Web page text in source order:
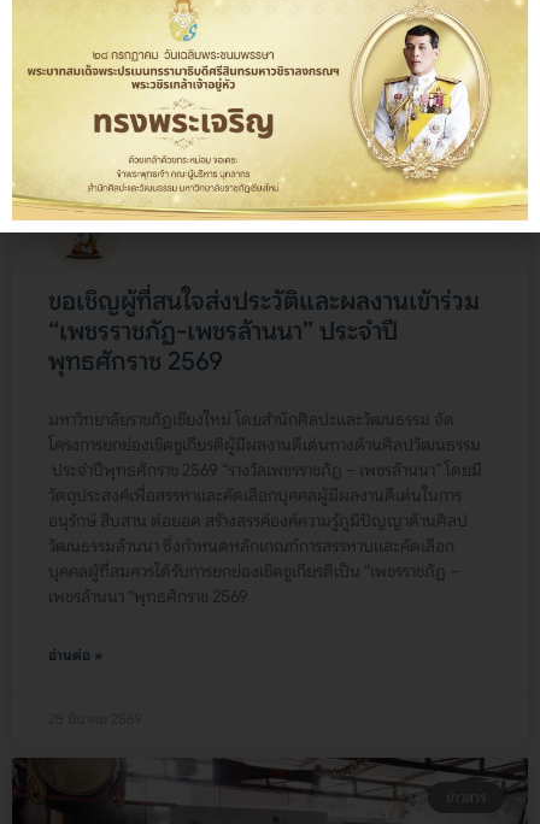
ข่าวสาร
ขอเชิญผู้ที่สนใจส่งประวัติและผลงานเข้าร่วม
“เพชรราชภัฏ-เพชรล้านนา” ประจำปี
พุทธศักราช 2569
มหาวิทยาลัยราชภัฏเชียงใหม่ โดยสำนักศิลปะและวัฒนธรรม จัด
โครงการยกย่องเชิดชูเกียรติผู้มีผลงานดีเด่นทางด้านศิลปวัฒนธรรม
ประจำปีพุทธศักราช 2569 “รางวัลเพชรราชภัฏ – เพชรล้านนา” โดยมี
วัตถุประสงค์เพื่อสรรหาและคัดเลือกบุคคลผู้มีผลงานดีเด่นในการ
อนุรักษ์ สืบสาน ต่อยอด สร้างสรรค์องค์ความรู้ภูมิปัญญาด้านศิลป
วัฒนธรรมล้านนา ซึ่งกำหนดหลักเกณฑ์การสรรหาบและคัดเลือก
บุคคลผู้ที่สมควรได้รับการยกย่องเชิดชูเกียรติเป็น “เพชรราชภัฏ –
เพชรล้านนา “พุทธศักราช 2569
อ่านต่อ »
ข่าวสาร